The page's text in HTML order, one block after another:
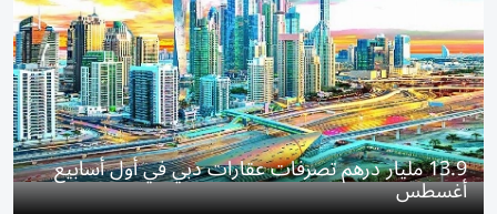
13.9 مليار درهم تصرفات عقارات دبي في أول أسابيع
أغسطس